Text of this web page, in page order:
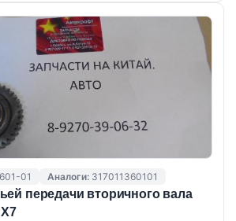
01 Аналоги: 317011360101
передачи вторичного вала